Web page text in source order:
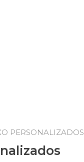
PERSONALIZADOS